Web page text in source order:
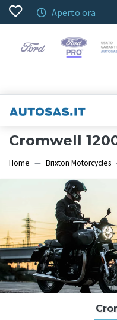
Aperto ora
Cromwell
Home Brixton Motorcycles